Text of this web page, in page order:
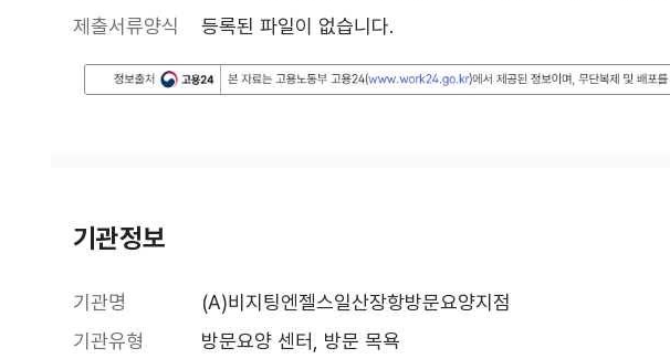
제출서류양식
등록된 파일이 없습니다.
기관정보
기관명
(A)비지팅엔젤스일산장항방문요양지점
기관유형
방문요양 센터, 방문 목욕